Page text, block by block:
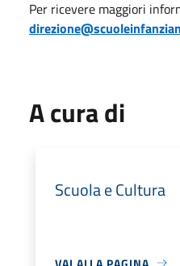
Per ricevere maggiori
A cura di
Scuola e Cultura